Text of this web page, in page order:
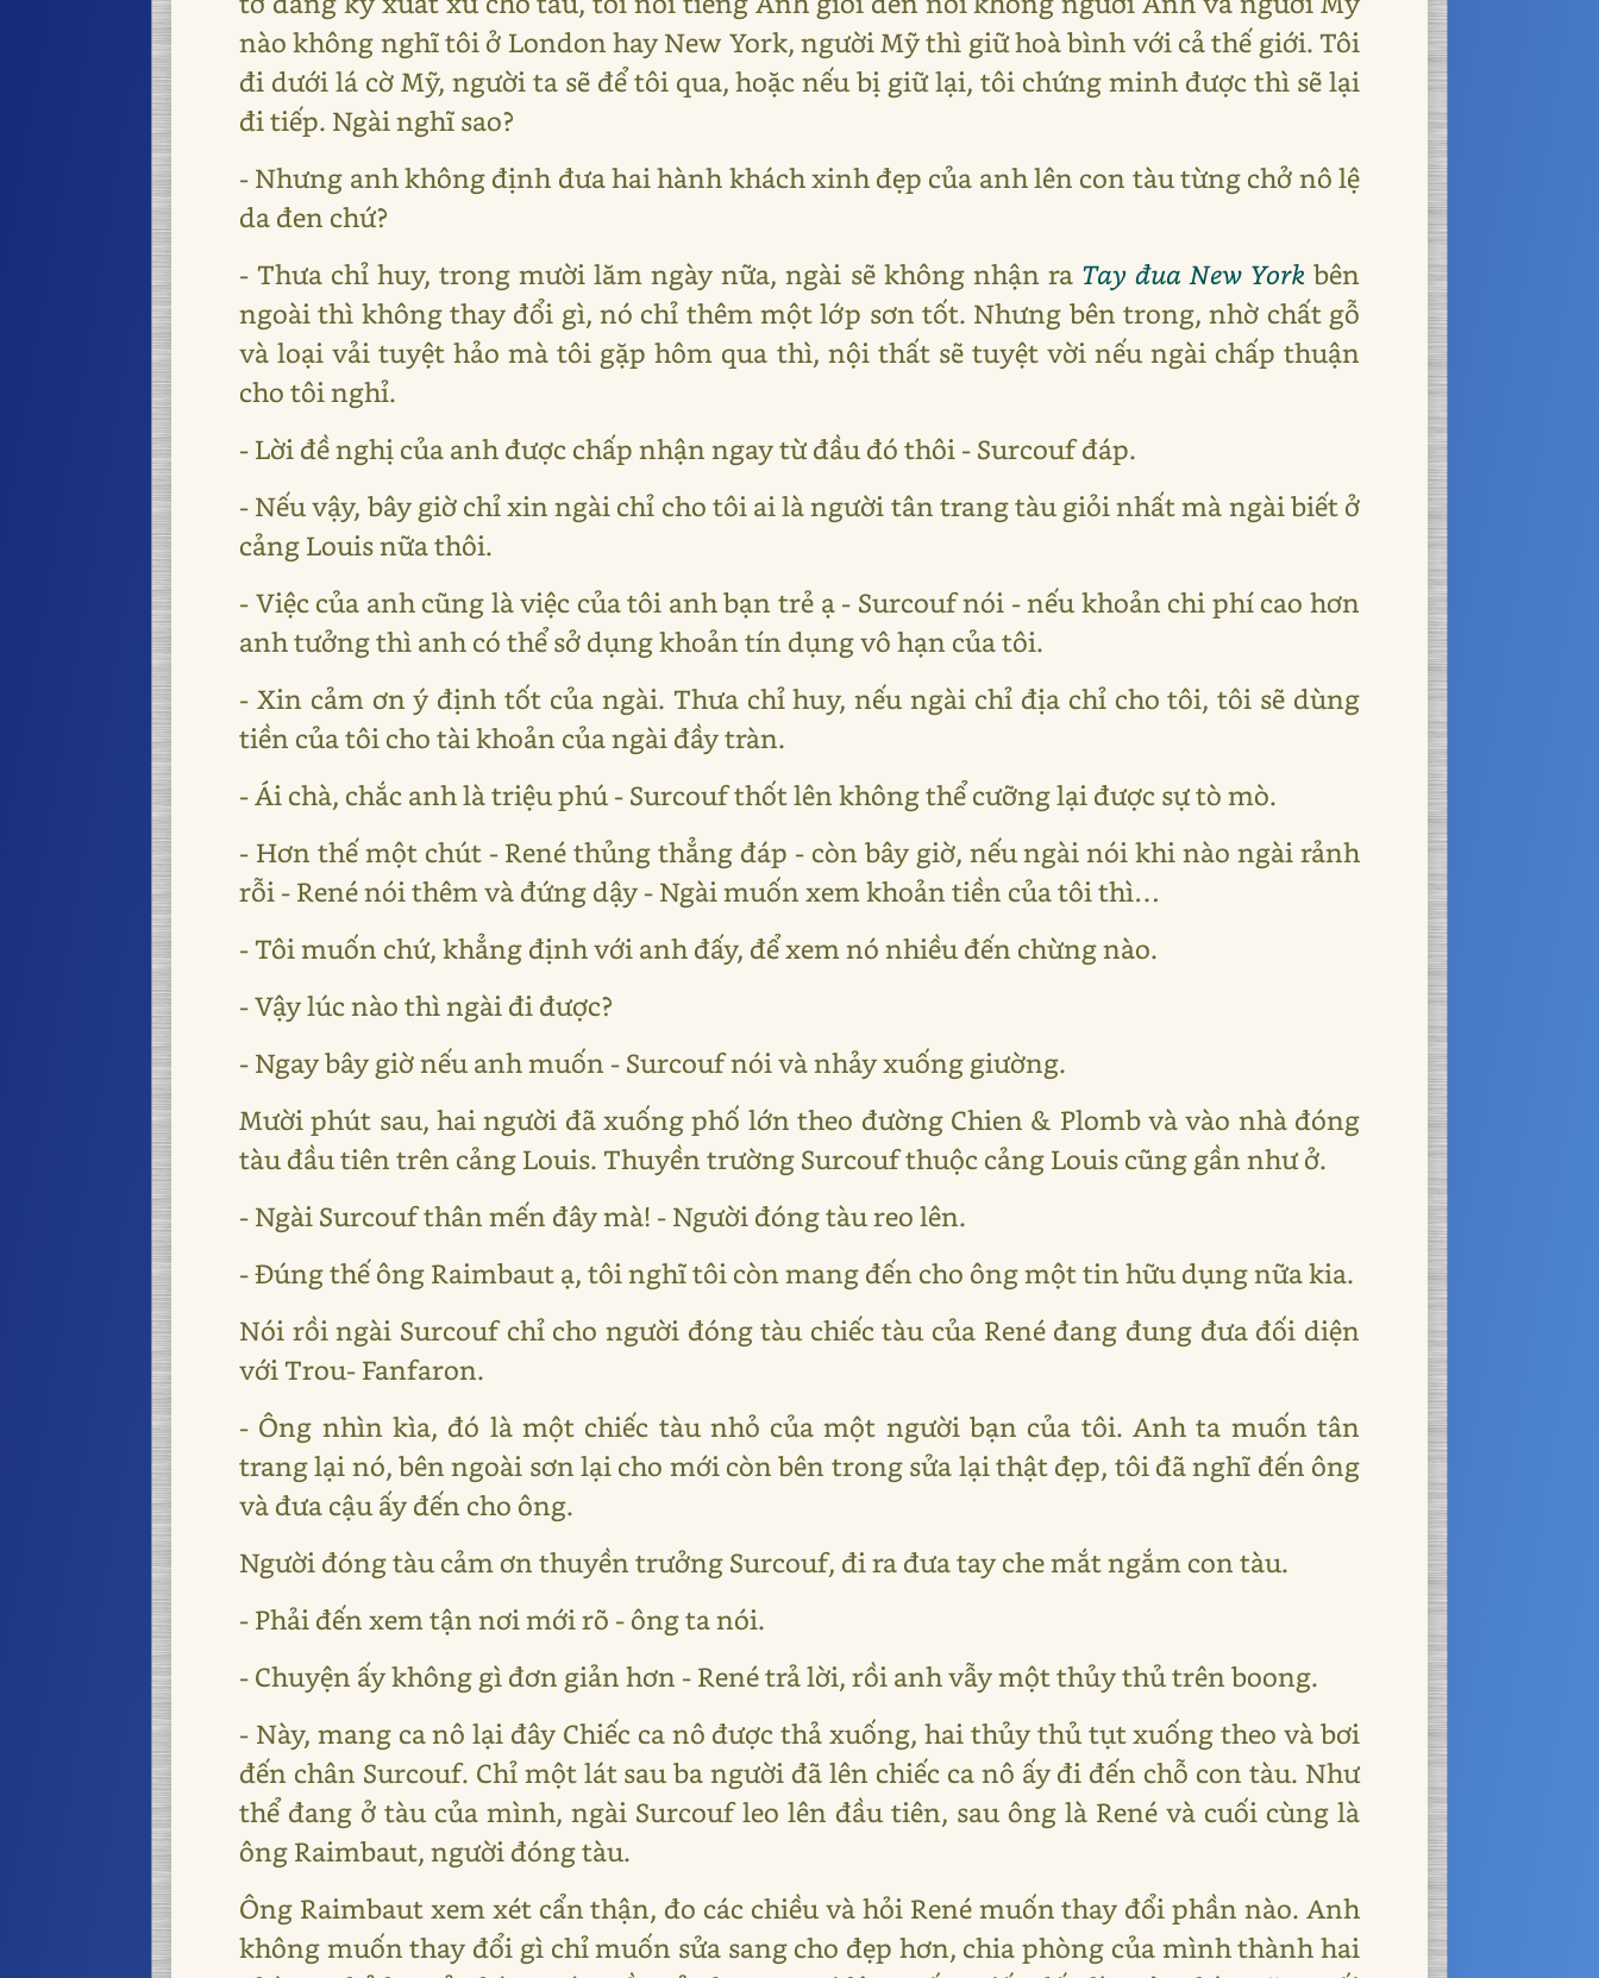
nào không nghĩ tôi ở London hay New York, người Mỹ thì giữ hoà bình với cả thế giới. Tôi
đi dưới lá cờ Mỹ, người ta sẽ để tôi qua, hoặc nếu bị giữ lại, tôi chứng minh được thì sẽ lại
đi tiếp. Ngài nghĩ sao?
- Nhưng anh không định đưa hai hành khách xinh đẹp của anh lên con tàu từng chở nô lệ
da đen chứ?
- Thưa chỉ huy, trong mười lăm ngày nữa, ngài sẽ không nhận ra Tay đua New Yorkbên
ngoài thì không thay đổi gì, nó chỉ thêm một lớp sơn tốt. Nhưng bên trong, nhờ chất gỗ
và loại vải tuyệt hảo mà tôi gặp hôm qua thì, nội thất sẽ tuyệt vời nếu ngài chấp thuận
cho tôi nghỉ.
- Lời đề nghị của anh được chấp nhận ngay từ đầu đó thôi - Surcouf đáp.
- Nếu vậy, bây giờ chỉ xin ngài chỉ cho tôi ai là người tân trang tàu giỏi nhất mà ngài biết ở
cảng Louis nữa thôi.
- Việc của anh cũng là việc của tôi anh bạn trẻ ạ - Surcouf nói - nếu khoản chi phí cao hơn
anh tưởng thì anh có thể sở dụng khoản tín dụng vô hạn của tôi.
- Xin cảm ơn ý định tốt của ngài. Thưa chỉ huy, nếu ngài chỉ địa chỉ cho tôi, tôi sẽ dùng
tiền của tôi cho tài khoản của ngài đầy tràn.
- Ái chà, chắc anh là triệu phú - Surcouf thốt lên không thể cưỡng lại được sự tò mò.
- Hơn thế một chút - René thủng thẳng đáp - còn bây giờ, nếu ngài nói khi nào ngài rảnh
rỗi - René nói thêm và đứng dậy - Ngài muốn xem khoản tiền của tôi thì…
- Tôi muốn chứ, khẳng định với anh đấy, để xem nó nhiều đến chừng nào.
- Vậy lúc nào thì ngài đi được?
- Ngay bây giờ nếu anh muốn - Surcouf nói và nhảy xuống giường.
Mười phút sau, hai người đã xuống phố lớn theo đường Chien & Plomb và vào nhà đóng
tàu đầu tiên trên cảng Louis. Thuyền trường Surcouf thuộc cảng Louis cũng gần như ở.
- Ngài Surcouf thân mến đây mà! - Người đóng tàu reo lên.
- Đúng thế ông Raimbaut ạ, tôi nghĩ tôi còn mang đến cho ông một tin hữu dụng nữa kia.
Nói rồi ngài Surcouf chỉ cho người đóng tàu chiếc tàu của René đang đung đưa đối diện
với Trou- Fanfaron.
- Ông nhìn kìa, đó là một chiếc tàu nhỏ của một người bạn của tôi. Anh ta muốn tân
trang lại nó, bên ngoài sơn lại cho mới còn bên trong sửa lại thật đẹp, tôi đã nghĩ đến ông
và đưa cậu ấy đến cho ông.
Người đóng tàu cảm ơn thuyền trưởng Surcouf, đi ra đưa tay che mắt ngắm con tàu.
- Phải đến xem tận nơi mới rõ - ông ta nói.
- Chuyện ấy không gì đơn giản hơn - René trả lời, rồi anh vẫy một thủy thủ trên boong.
- Này, mang ca nô lại đây Chiếc ca nô được thả xuống, hai thủy thủ tụt xuống theo và bơi
đến chân Surcouf. Chỉ một lát sau ba người đã lên chiếc ca nô ấy đi đến chỗ con tàu. Như
thể đang ở tàu của mình, ngài Surcouf leo lên đầu tiên, sau ông là René và cuối cùng là
ông Raimbaut, người đóng tàu.
Ông Raimbaut xem xét cẩn thận, đo các chiều và hỏi René muốn thay đổi phần nào. Anh
không muốn thay đổi gì chỉ muốn sửa sang cho đẹp hơn, chia phòng của mình thành hai